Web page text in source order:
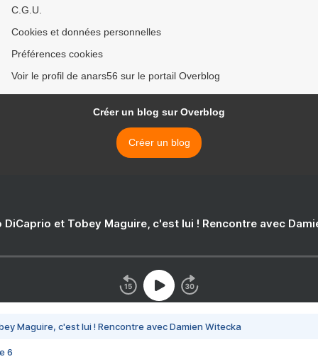
C.G.U.
Cookies et données personnelles
Préférences cookies
Voir le profil de anars56 sur le portail Overblog
Créer un blog sur Overblog
Créer un blog
DiCaprio et Tobey Maguire, c'est lui ! Rencontre avec
Maguire, c'est lui ! Rencontre avec Damien Witecka
6